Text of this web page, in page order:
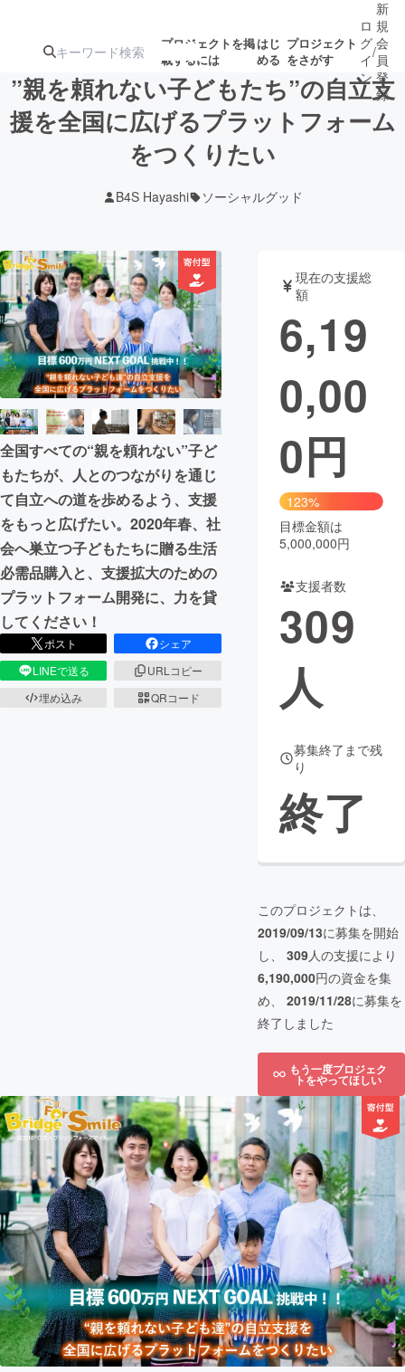
プロジェクトを掲
載するには
はじ
める
プロジェクト
をさがす
注目の新着プロ
ジェクト
募集終了が近いプ
テクノロジー・ガジェット
映像・映画 書籍・雑誌
ビジネス・起業 チャレンジ
まちづくり・地域活性化
CAMPFIRE for Social Good
CAMPFIRE Creation
CAMPFIREふるさと納税machi-ya コミュニティ
ロ
グ
イ
ン
/
新
規
会
員
登
録
”親を頼れない子どもたち”の自立支
援を全国に広げるプラットフォーム
をつくりたい
B4S Hayashi ソーシャルグッド
全国すべての“親を頼れない”子ど
もたちが、人とのつながりを通じ
て自立への道を歩めるよう、支援
をもっと広げたい。2020年春、社
会へ巣立つ子どもたちに贈る生活
必需品購入と、支援拡大のための
プラットフォーム開発に、力を貸
してください！
ポスト
シェア
LINEで送る
URLコピー
埋め込み
QRコード
現在の支援総
額
6,19
0,00
0円
123%
目標金額は
5,000,000円
支援者数
309
人
募集終了まで残
り
終了
このプロジェクトは、
2019/09/13に募集を開始
し、 309人の支援により
6,190,000円の資金を集
め、 2019/11/28に募集を
終了しました
もう一度プロジェク
トをやってほしい